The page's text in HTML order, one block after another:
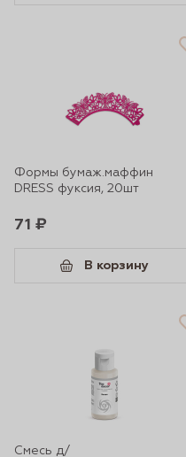
Формы бумаж.маффин
DRESS фуксия, 20шт
71 ₽
В корзину
Смесь д/